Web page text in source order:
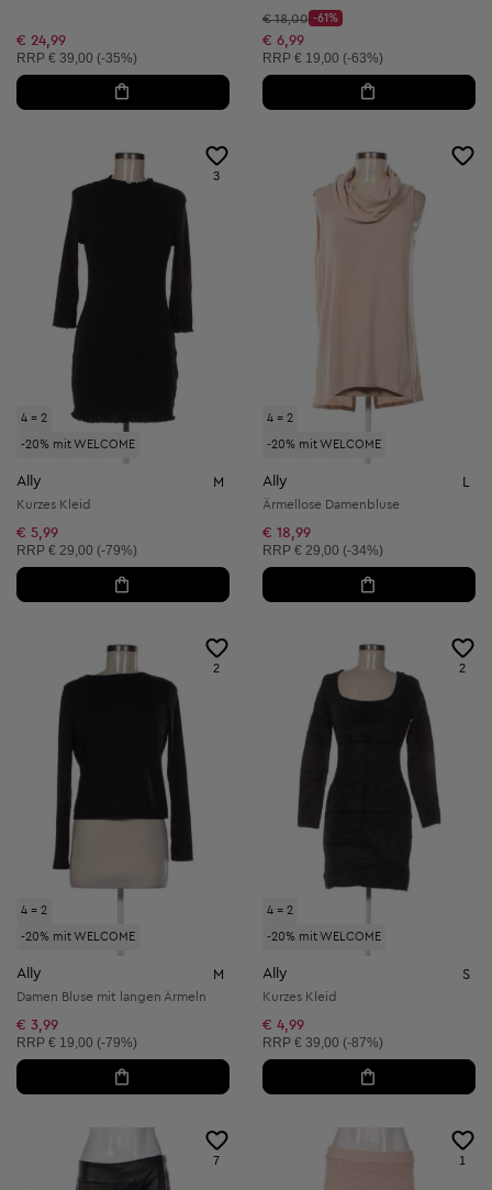
€ 24,99
Unverbindliche Preisempfehlung:
RRP € 39,00 (-35%)
Startpreis:
€ 18,00
Discount Price:
-61%
Reduzierter Preis:
€ 6,99
Unverbindliche Preisempfehlung:
RRP € 19,00 (-63%)
4 = 2
-20% mit WELCOME
3
Ally M
Kurzes Kleid
€ 5,99
Unverbindliche Preisempfehlung:
RRP € 29,00 (-79%)
4 = 2
-20% mit WELCOME
Ally L
Ärmellose Damenbluse
€ 18,99
Unverbindliche Preisempfehlung:
RRP € 29,00 (-34%)
4 = 2
-20% mit WELCOME
2
Ally M
Damen Bluse mit langen Ärmeln
€ 3,99
Unverbindliche Preisempfehlung:
RRP € 19,00 (-79%)
4 = 2
-20% mit WELCOME
2
Ally S
Kurzes Kleid
€ 4,99
Unverbindliche Preisempfehlung:
RRP € 39,00 (-87%)
7 1